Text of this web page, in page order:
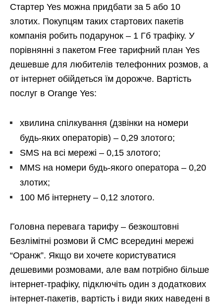
Стартер Yes можна придбати за 5 або 10
злотих. Покупцям таких стартових пакетів
компанія робить подарунок – 1 Гб трафіку. У
порівнянні з пакетом Free тарифний план Yes
дешевше для любителів телефонних розмов, а
от інтернет обійдеться їм дорожче. Вартість
послуг в Orange Yes:
хвилина спілкування (дзвінки на номери
будь-яких операторів) – 0,29 злотого;
SMS на всі мережі – 0,15 злотого;
MMS на номери будь-якого оператора – 0,20
злотих;
100 Мб інтернету – 0,12 злотого.
Головна перевага тарифу – безкоштовні
Безлімітні розмови й СМС всередині мережі
“Оранж”. Якщо ви хочете користуватися
дешевими розмовами, але вам потрібно більше
інтернет-трафіку, підключіть один з додаткових
інтернет-пакетів, вартість і види яких наведені в